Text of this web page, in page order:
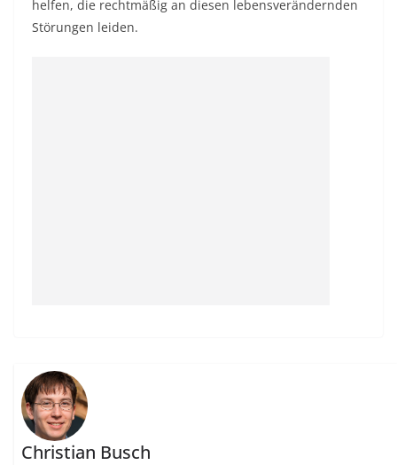
helfen, die rechtmäßig an diesen lebensverändernden
Störungen leiden.
Christian Busch